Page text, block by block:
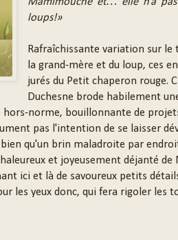
loups!»
Rafraîchissante variation sur le
la grand-mère et du loup, ces
jurés du Petit chaperon rouge.
Duchesne brode habilement
norme, bouillonnante de
pas l'intention de se laisser
qu'un brin maladroite par
et joyeusement déjanté de
ici et là de savoureux petits
les yeux donc, qui fera rigoler les